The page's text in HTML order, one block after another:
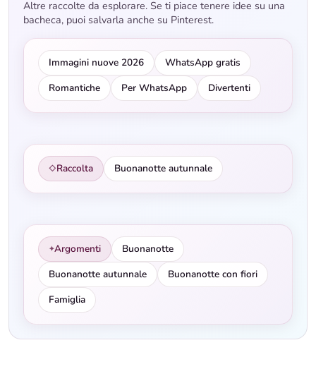
Altre raccolte da esplorare. Se ti piace tenere idee su una
bacheca, puoi salvarla anche su Pinterest.
Immagini nuove 2026
WhatsApp gratis
Romantiche
Per WhatsApp Divertenti
◇Raccolta Buonanotte autunnale
✦Argomenti
Buonanotte
Buonanotte autunnale
Buonanotte con fiori
Famiglia